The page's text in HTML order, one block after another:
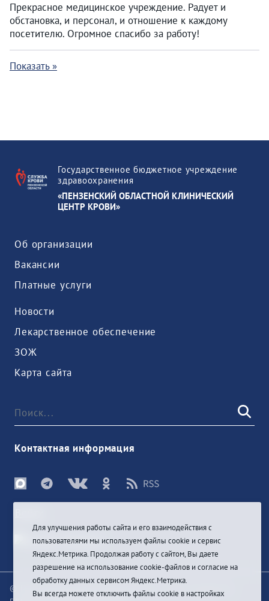
Прекрасное медицинское учреждение. Радует и
обстановка, и персонал, и отношение к каждому
посетителю. Огромное спасибо за работу!
Показать »
Государственное бюджетное учреждение
здравоохранения
«ПЕНЗЕНСКИЙ ОБЛАСТНОЙ КЛИНИЧЕСКИЙ
ЦЕНТР КРОВИ»
Об организации
Вакансии
Платные услуги
Новости
Лекарственное обеспечение
ЗОЖ
Карта сайта
Контактная информация
© При цитировании информации с сайта ссылка на
Для улучшения работы сайта и его взаимодействия с
пользователями мы используем файлы cookie и сервис
Яндекс.Метрика. Продолжая работу с сайтом, Вы даете
разрешение на использование cookie-файлов и согласие на
обработку данных сервисом Яндекс.Метрика.
Вы всегда можете отключить файлы cookie в настройках